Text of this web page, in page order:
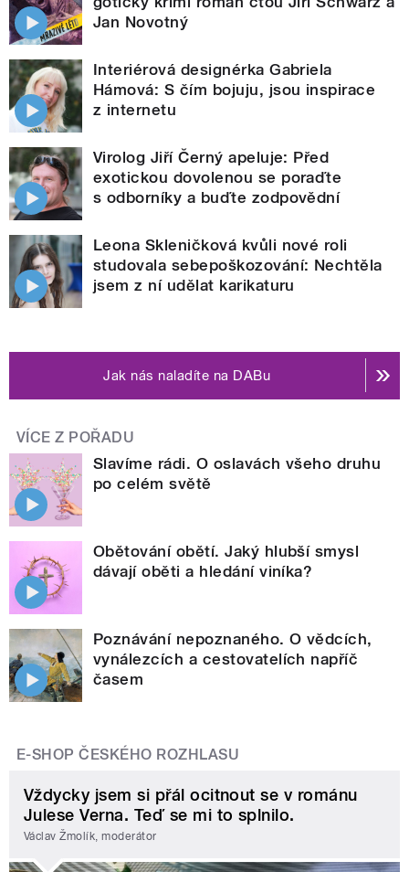
Jan Novotný
Interiérová designérka Gabriela
Hámová: S čím bojuju, jsou inspirace
z internetu
Virolog Jiří Černý apeluje: Před
exotickou dovolenou se poraďte
s odborníky a buďte zodpovědní
Leona Skleničková kvůli nové roli
studovala sebepoškozování: Nechtěla
jsem z ní udělat karikaturu
Jak nás naladíte na DABu
VÍCE Z POŘADU
Slavíme rádi. O oslavách všeho druhu
po celém světě
Obětování obětí. Jaký hlubší smysl
dávají oběti a hledání viníka?
Poznávání nepoznaného. O vědcích,
vynálezcích a cestovatelích napříč
časem
E-SHOP ČESKÉHO ROZHLASU
Vždycky jsem si přál ocitnout se v románu
Julese Verna. Teď se mi to splnilo.
Václav Žmolík, moderátor